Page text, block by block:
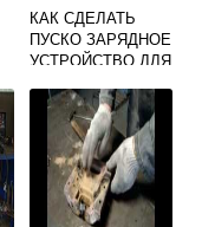
КАК СДЕЛАТЬ
ПУСКО ЗАРЯДНОЕ
УСТРОЙСТВО ДЛЯ
СВАРОЧНОГО
АППАРАТА